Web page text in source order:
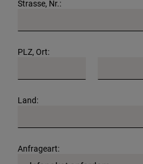
Strasse, Nr.:
PLZ, Ort:
Land:
Anfrageart: